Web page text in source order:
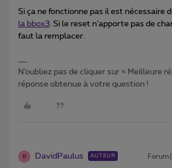
Si ça ne fonctionne pas il est nécessaire
la bbox3. Si le reset n’apporte pas de
faut la remplacer.
N’oubliez pas de cliquer sur « Meilleure
réponse obtenue à votre question !
D DavidPaulus AUTEUR